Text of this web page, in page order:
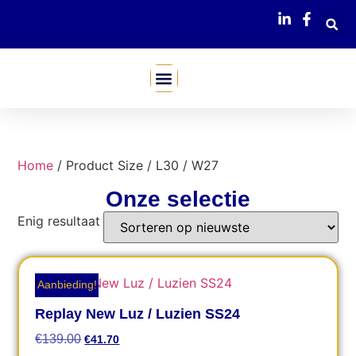
Home / Product Size / L30 / W27
Onze selectie
Enig resultaat
Aanbieding!
Replay New Luz / Luzien SS24
€139.00 €41.70